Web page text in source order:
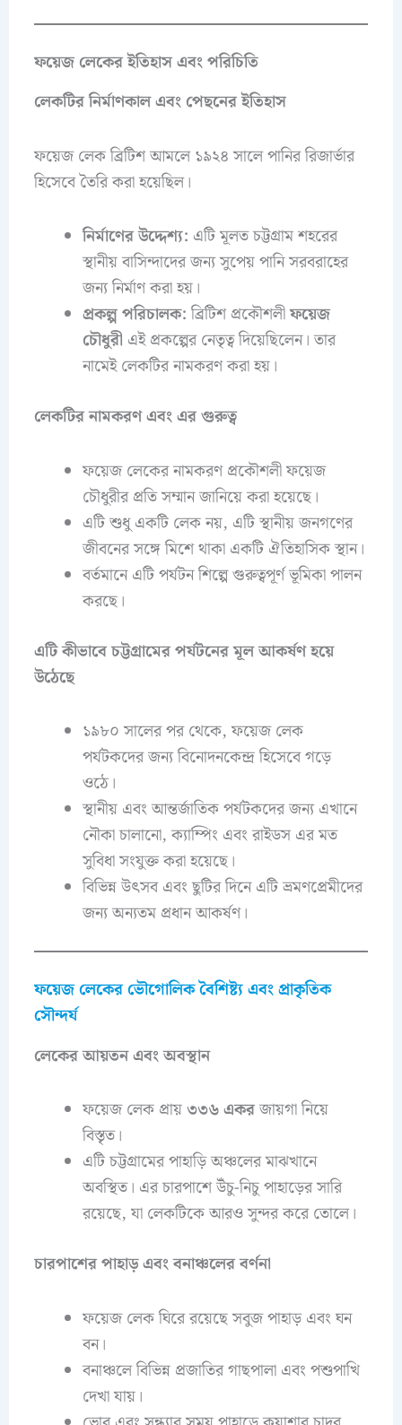
ফয়েজ লেকের ইতিহাস এবং পরিচিতি
লেকটির নির্মাণকাল এবং পেছনের ইতিহাস
ফয়েজ লেক ব্রিটিশ আমলে ১৯২৪ সালে পানির রিজার্ভার
হিসেবে তৈরি করা হয়েছিল।
নির্মাণের উদ্দেশ্য: এটি মূলত চট্টগ্রাম শহরের
স্থানীয় বাসিন্দাদের জন্য সুপেয় পানি সরবরাহের
জন্য নির্মাণ করা হয়।
প্রকল্প পরিচালক: ব্রিটিশ প্রকৌশলীফয়েজ
চৌধুরী এই প্রকল্পের নেতৃত্ব দিয়েছিলেন। তার
নামেই লেকটির নামকরণ করা হয়।
লেকটির নামকরণ এবং এর গুরুত্ব
ফয়েজ লেকের নামকরণ প্রকৌশলী ফয়েজ
চৌধুরীর প্রতি সম্মান জানিয়ে করা হয়েছে।
এটি শুধু একটি লেক নয়, এটি স্থানীয় জনগণের
জীবনের সঙ্গে মিশে থাকা একটি ঐতিহাসিক স্থান।
বর্তমানে এটি পর্যটন শিল্পে গুরুত্বপূর্ণ ভূমিকা পালন
করছে।
এটি কীভাবে চট্টগ্রামের পর্যটনের মূল আকর্ষণ হয়ে
উঠেছে
১৯৮০ সালের পর থেকে, ফয়েজ লেক
পর্যটকদের জন্য বিনোদনকেন্দ্র হিসেবে গড়ে
ওঠে।
স্থানীয় এবং আন্তর্জাতিক পর্যটকদের জন্য এখানে
নৌকা চালানো, ক্যাম্পিং এবং রাইডস এর মত
সুবিধা সংযুক্ত করা হয়েছে।
বিভিন্ন উৎসব এবং ছুটির দিনে এটি ভ্রমণপ্রেমীদের
জন্য অন্যতম প্রধান আকর্ষণ।
ফয়েজ লেকের ভৌগোলিক বৈশিষ্ট্য এবং প্রাকৃতিক
সৌন্দর্য
লেকের আয়তন এবং অবস্থান
ফয়েজ লেক প্রায়৩৩৬ একরজায়গা নিয়ে
বিস্তৃত।
এটি চট্টগ্রামের পাহাড়ি অঞ্চলের মাঝখানে
অবস্থিত। এর চারপাশে উঁচু-নিচু পাহাড়ের সারি
রয়েছে, যা লেকটিকে আরও সুন্দর করে তোলে।
চারপাশের পাহাড় এবং বনাঞ্চলের বর্ণনা
ফয়েজ লেক ঘিরে রয়েছে সবুজ পাহাড় এবং ঘন
বন।
বনাঞ্চলে বিভিন্ন প্রজাতির গাছপালা এবং পশুপাখি
দেখা যায়।